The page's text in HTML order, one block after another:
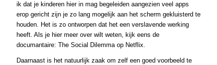
ik dat je kinderen hier in mag begeleiden aangezien veel apps
erop gericht zijn je zo lang mogelijk aan het scherm gekluisterd te
houden. Het is zo ontworpen dat het een verslavende werking
heeft. Als je hier meer over wilt weten, kijk eens de
documantaire: The Social Dilemma op Netflix.
Daarnaast is het natuurlijk zaak om zelf een goed voorbeeld te